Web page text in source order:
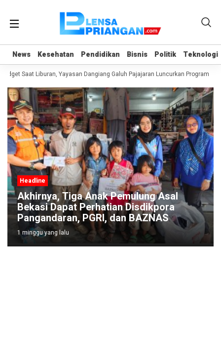
News Kesehatan Pendidikan Bisnis Politik Teknologi
News Kesehatan Pendidikan Bisnis Politik Teknologi
Saat Liburan, Yayasan Dangiang Galuh Pajajaran Luncurkan Program
Headline
Akhirnya, Tiga Anak Pemulung Asal
Bekasi Dapat Perhatian Disdikpora
Pangandaran, PGRI, dan BAZNAS
1 minggu yang lalu